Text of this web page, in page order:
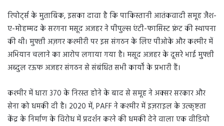
रिपोर्ट्स के मुताबिक, इसका दावा है कि पाकिस्तानी आतंकवादी समूह जैश-
ए-मोहम्मद के सरगना मसूद अजहर ने पीपुल्स एंटी-फासिस्ट फ्रंट की स्थापना
की थी। मुफ्ती अज़गर कश्मीरी पर इस संगठन के लिए पीओके और कश्मीर में
अभियान चलाने का आरोप लगाया गया है। मसूद अजहर के दूसरे भाई मुफ्ती
अब्दुल रऊफ अजहर संगठन से संबंधित सभी कार्यों के प्रभारी हैं।
कश्मीर में धारा 370 के निरस्त होने के बाद से समूह ने अक्सर सरकार और
सेना को धमकी दी है। 2020 में, PAFF ने कश्मीर में इज़राइल के उत्कृष्टता
केंद्र के निर्माण के विरोध में प्रदर्शन करने की धमकी देने वाला एक वीडियो